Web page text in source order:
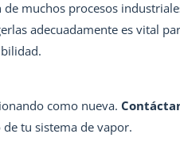
muchos procesos
adecuadamente es vital
como nueva.
tu sistema de vapor.